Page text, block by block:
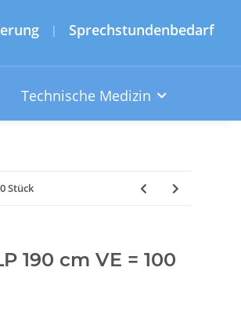
| Sprechstundenbedarf
Technische Medizin
Stück
190 cm VE = 100